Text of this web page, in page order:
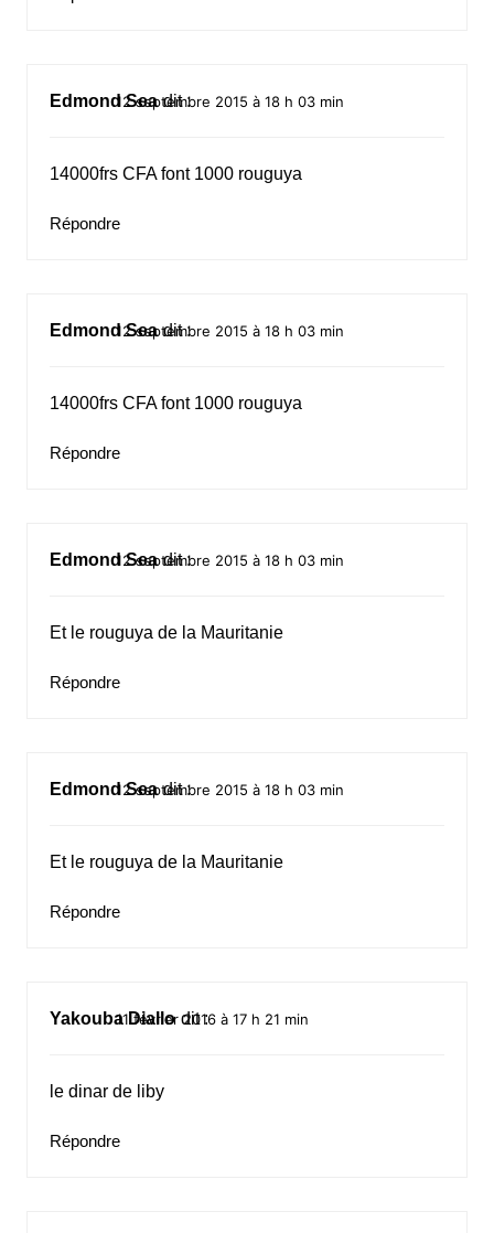
Edmond Sea dit :
12 septembre 2015 à 18 h 03 min
14000frs CFA font 1000 rouguya
Répondre
Edmond Sea dit :
12 septembre 2015 à 18 h 03 min
14000frs CFA font 1000 rouguya
Répondre
Edmond Sea dit :
12 septembre 2015 à 18 h 03 min
Et le rouguya de la Mauritanie
Répondre
Edmond Sea dit :
12 septembre 2015 à 18 h 03 min
Et le rouguya de la Mauritanie
Répondre
Yakouba Diallo dit :
11 février 2016 à 17 h 21 min
le dinar de liby
Répondre